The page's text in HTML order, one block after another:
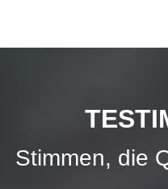
Stimmen, die